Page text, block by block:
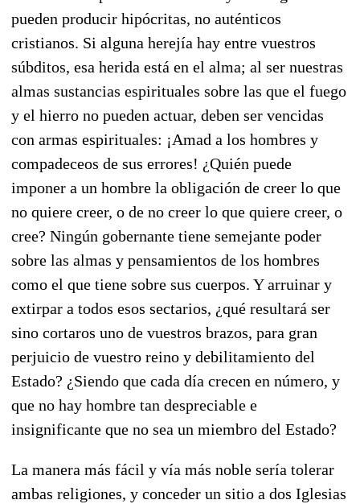
pueden producir hipócritas, no auténticos
cristianos. Si alguna herejía hay entre vuestros
súbditos, esa herida está en el alma; al ser nuestras
almas sustancias espirituales sobre las que el fuego
y el hierro no pueden actuar, deben ser vencidas
con armas espirituales: ¡Amad a los hombres y
compadeceos de sus errores! ¿Quién puede
imponer a un hombre la obligación de creer lo que
no quiere creer, o de no creer lo que quiere creer, o
cree? Ningún gobernante tiene semejante poder
sobre las almas y pensamientos de los hombres
como el que tiene sobre sus cuerpos. Y arruinar y
extirpar a todos esos sectarios, ¿qué resultará ser
sino cortaros uno de vuestros brazos, para gran
perjuicio de vuestro reino y debilitamiento del
Estado? ¿Siendo que cada día crecen en número, y
que no hay hombre tan despreciable e
insignificante que no sea un miembro del Estado?
La manera más fácil y vía más noble sería tolerar
ambas religiones, y conceder un sitio a dos Iglesias